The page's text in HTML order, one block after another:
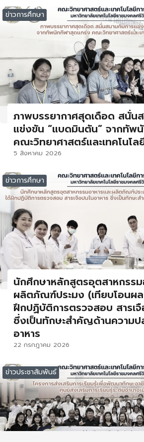
ข่าวการศึกษา
ภาพบรรยากาศสุดเดือด สนั่น
แข่งขัน “แบดมินตัน” จากทัพ
คณะวิทยาศาสตร์และเทคโนโล
5 สิงหาคม 2026
ข่าวการศึกษา
นักศึกษาหลักสูตรอุตสาหกรรม
ผลิตภัณฑ์ประมง (เทียบโอนผล
ฝึกปฏิบัติการตรวจสอบ สารเจื
ซึ่งเป็นทักษะสำคัญด้านความ
อาหาร
22 กรกฎาคม 2026
ข่าวประชาสัมพันธ์